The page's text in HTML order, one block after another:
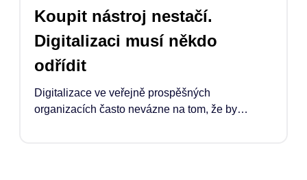
Koupit nástroj nestačí.
Digitalizaci musí někdo
odřídit
Digitalizace ve veřejně prospěšných
organizacích často nevázne na tom, že by